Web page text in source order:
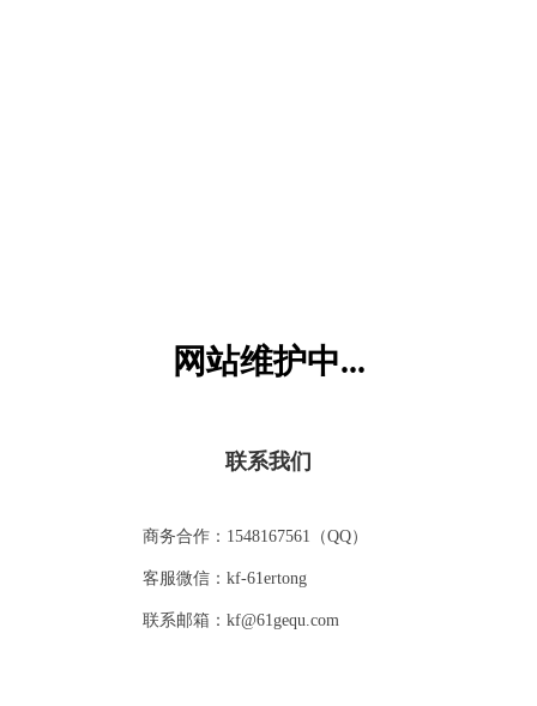
网站维护中...
联系我们
商务合作：1548167561（QQ）
客服微信：kf-61ertong
联系邮箱：kf@61gequ.com